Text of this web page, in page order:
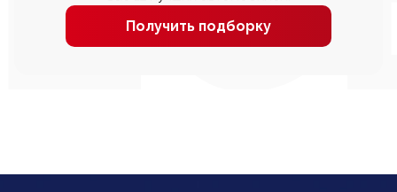
Получить подборку